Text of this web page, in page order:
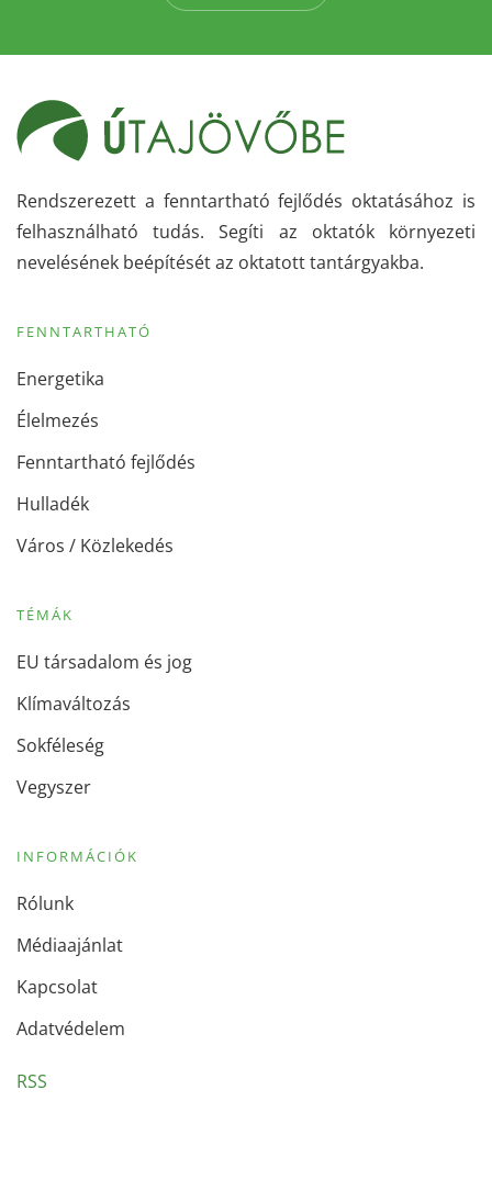
Rendszerezett a fenntartható fejlődés oktatásához is
felhasználható tudás. Segíti az oktatók környezeti
nevelésének beépítését az oktatott tantárgyakba.
FENNTARTHATÓ
Energetika
Élelmezés
Fenntartható fejlődés
Hulladék
Város / Közlekedés
TÉMÁK
EU társadalom és jog
Klímaváltozás
Sokféleség
Vegyszer
INFORMÁCIÓK
Rólunk
Médiaajánlat
Kapcsolat
Adatvédelem
RSS